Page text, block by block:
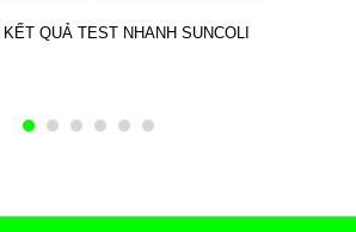
QUẢ TEST NHANH SUNCOLI